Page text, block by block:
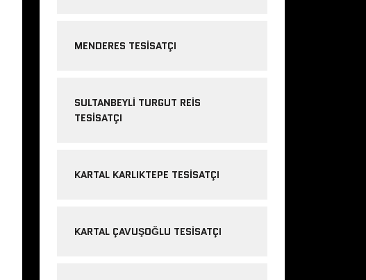
MENDERES TESISATÇI
SULTANBEYLI TURGUT REIS
TESISATÇI
KARTAL KARLIKTEPE TESISATÇI
KARTAL ÇAVUŞOĞLU TESISATÇI